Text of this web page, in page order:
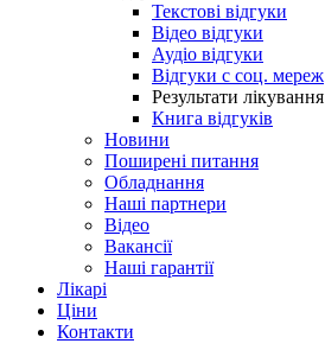
Текстові відгуки
Відео відгуки
Аудіо відгуки
Відгуки с соц. мереж
Результати лікування
Книга відгуків
Новини
Поширені питання
Обладнання
Наші партнери
Відео
Вакансії
Наші гарантії
Лікарі
Ціни
Контакти